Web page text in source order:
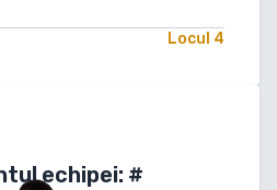
Locul 4
echipei: #